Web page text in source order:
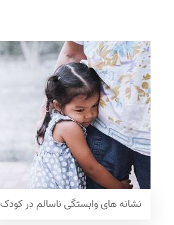
نشانه های وابستگی ناسالم در کودک